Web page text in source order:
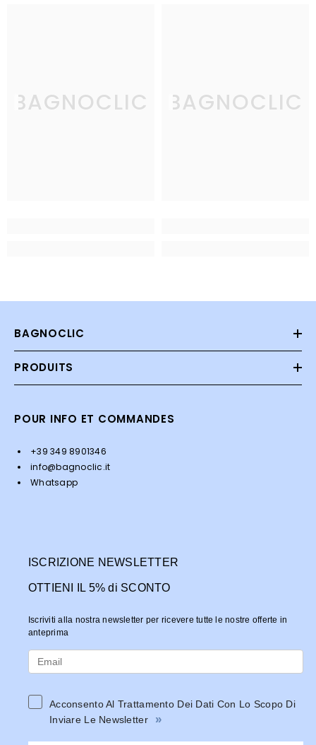
BAGNOCLIC BAGNOCLIC
BAGNOCLIC
PRODUITS
POUR INFO ET COMMANDES
+39 349 8901346
info@bagnoclic.it
Whatsapp
ISCRIZIONE NEWSLETTER
OTTIENI IL 5% di SCONTO
Iscriviti alla nostra newsletter per ricevere tutte le nostre offerte in
anteprima
Acconsento Al Trattamento Dei Dati Con Lo Scopo Di
Inviare Le Newsletter
»